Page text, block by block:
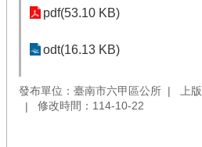
pdf(53.10 KB)
odt(16.13 KB)
發布單位：臺南市六甲區公所
上
修改時間：114-10-22